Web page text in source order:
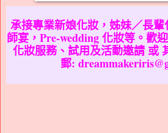
承接專業新娘化妝，姊妹／長
師宴，Pre-wedding 化妝等。歡
化妝服務、試用及活動邀請 或
郵: